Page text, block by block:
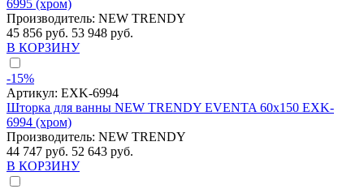
6995 (хром)
Производитель: NEW TRENDY
45 856 руб. 53 948 руб.
В КОРЗИНУ
-15%
Артикул: EXK-6994
Шторка для ванны NEW TRENDY EVENTA 60x150 EXK-
6994 (хром)
Производитель: NEW TRENDY
44 747 руб. 52 643 руб.
В КОРЗИНУ